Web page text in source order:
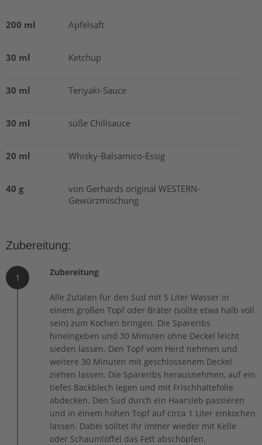
200 ml Apfelsaft
30 ml Ketchup
30 ml Teriyaki-Sauce
30 ml süße Chilisauce
20 ml Whisky-Balsamico-Essig
40 g
von Gerhards original WESTERN-
Gewürzmischung
Zubereitung:
1 Zubereitung
Alle Zutaten für den Sud mit 5 Liter Wasser in
einem großen Topf oder Bräter (sollte etwa halb voll
sein) zum Kochen bringen. Die Spareribs
hineingeben und 30 Minuten ohne Deckel leicht
sieden lassen. Den Topf vom Herd nehmen und
weitere 30 Minuten mit geschlossenem Deckel
ziehen lassen. Die Spareribs herausnehmen, auf ein
tiefes Backblech legen und mit Frischhaltefolie
abdecken. Den Sud durch ein Haarsieb passieren
und in einem hohen Topf auf circa 1 Liter ein­kochen
lassen. Dabei solltet Ihr immer wieder mit Kelle
oder Schaumlöffel das Fett abschöpfen.